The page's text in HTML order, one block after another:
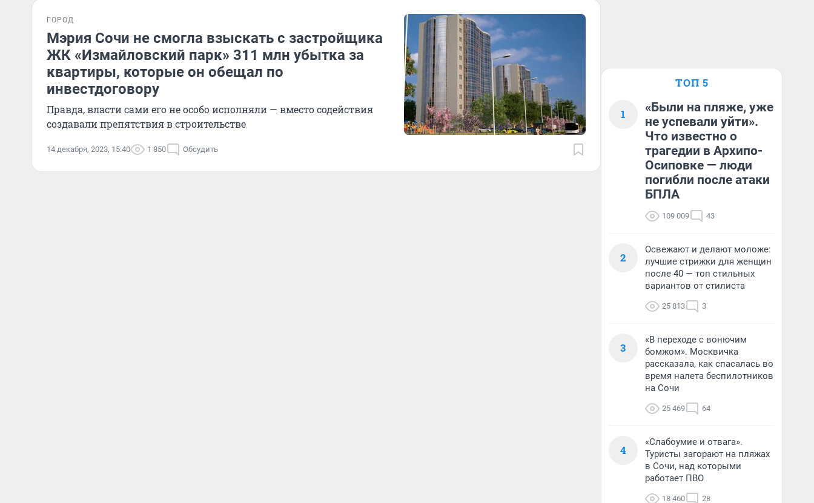
ГОРОД
Мэрия Сочи не смогла взыскать с застройщика
ЖК «Измайловский парк» 311 млн убытка за
квартиры, которые он обещал по
инвестдоговору
Правда, власти сами его не особо исполняли — вместо содействия
создавали препятствия в строительстве
14 декабря, 2023, 15:40 1 850 Обсудить
ТОП 5
1
«Были на пляже, уже
не успевали уйти».
Что известно о
трагедии в Архипо-
Осиповке — люди
погибли после атаки
БПЛА
109 009 43
2
Освежают и делают моложе:
лучшие стрижки для женщин
после 40 — топ стильных
вариантов от стилиста
25 813 3
3
«В переходе с вонючим
бомжом». Москвичка
рассказала, как спасалась во
время налета беспилотников
на Сочи
25 469 64
4
«Слабоумие и отвага».
Туристы загорают на пляжах
в Сочи, над которыми
работает ПВО
18 460 28